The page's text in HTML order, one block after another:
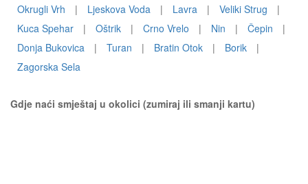
Okrugli Vrh
| Ljeskova Voda | Lavra | Veliki Strug
|
Kuca Spehar
| Oštrik | Crno Vrelo | Nin | Čepin
|
Donja Bukovica
| Turan | Bratin Otok | Borik
|
Zagorska Sela
Gdje naći smještaj u okolici (zumiraj ili smanji kartu)